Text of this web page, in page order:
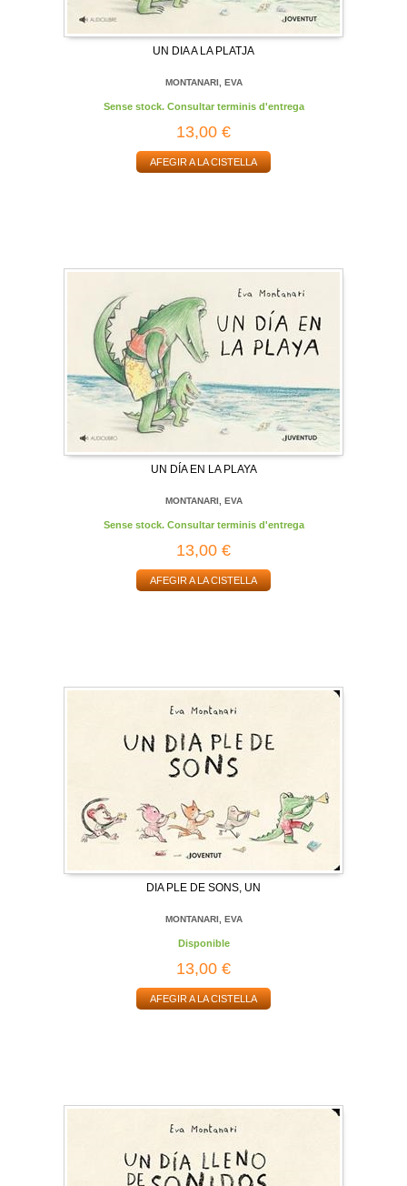
UN DIA A LA PLATJA
MONTANARI, EVA
Sense stock. Consultar terminis d'entrega
13,00 €
AFEGIR A LA CISTELLA
UN DÍA EN LA PLAYA
MONTANARI, EVA
Sense stock. Consultar terminis d'entrega
13,00 €
AFEGIR A LA CISTELLA
DIA PLE DE SONS, UN
MONTANARI, EVA
Disponible
13,00 €
AFEGIR A LA CISTELLA